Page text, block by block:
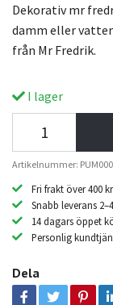
Dekorativ mr
damm eller
från Mr Fredrik.
I lager
Artikelnummer:
Fri frakt över 400 kr
Snabb leverans
14 dagars öppet
Personlig
Dela